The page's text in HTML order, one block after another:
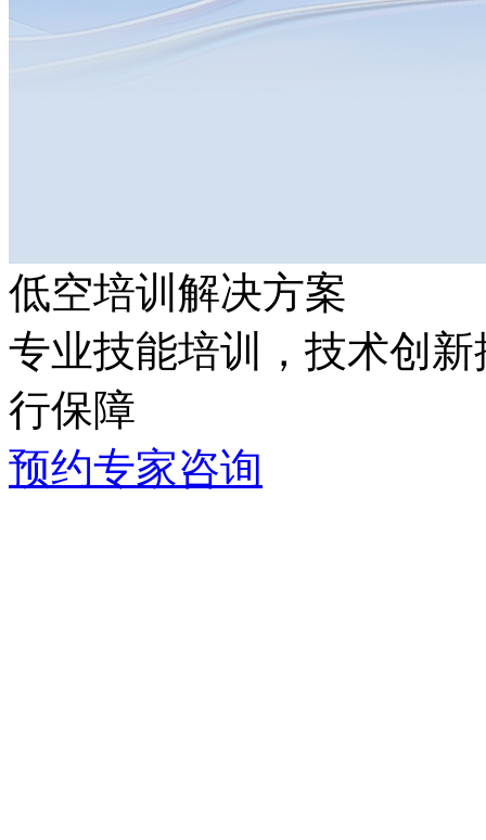
低空培训解决方案
专业技能培训，技术创新
行保障
预约专家咨询